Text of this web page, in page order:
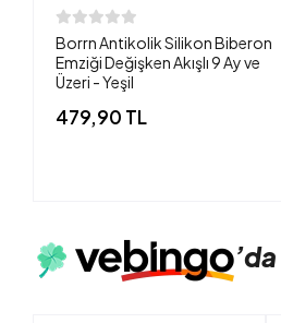
Borrn Antikolik Silikon Biberon
Emziği Değişken Akışlı 9 Ay ve
Üzeri - Yeşil
479,90 TL
’da